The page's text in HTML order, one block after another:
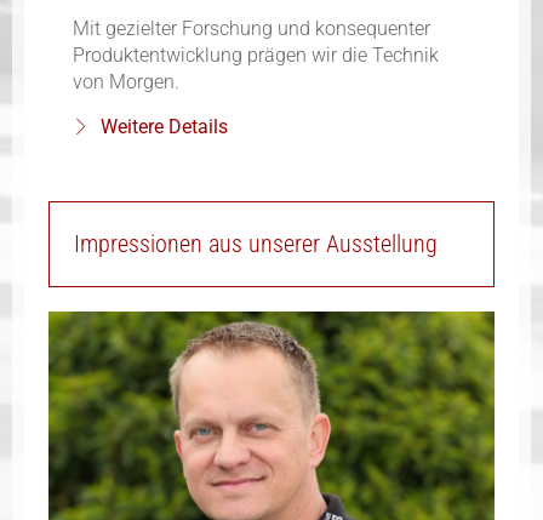
Mit gezielter Forschung und konsequenter
Produktentwicklung prägen wir die Technik
von Morgen.
Weitere Details
Impressionen aus unserer Ausstellung